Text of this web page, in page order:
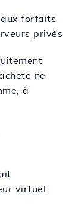
forfaits
privés
ne
à
virtuel